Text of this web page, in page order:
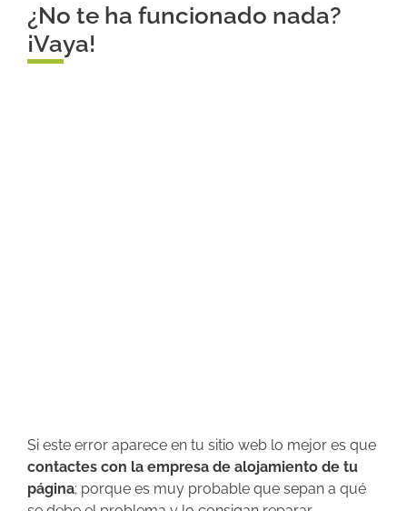
¿No te ha funcionado nada?
¡Vaya!
Si este error aparece en tu sitio web lo mejor es que
contactes con la empresa de alojamiento de tu
página; porque es muy probable que sepan a qué